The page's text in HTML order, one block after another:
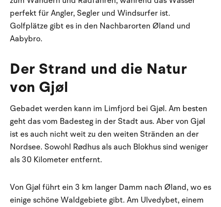
perfekt für Angler, Segler und Windsurfer ist.
Golfplätze gibt es in den Nachbarorten Øland und
Aabybro.
Der Strand und die Natur
von Gjøl
Gebadet werden kann im Limfjord bei Gjøl. Am besten
geht das vom Badesteg in der Stadt aus. Aber von Gjøl
ist es auch nicht weit zu den weiten Stränden an der
Nordsee. Sowohl Rødhus als auch Blokhus sind weniger
als 30 Kilometer entfernt.
Von Gjøl führt ein 3 km langer Damm nach Øland, wo es
einige schöne Waldgebiete gibt. Am Ulvedybet, einem